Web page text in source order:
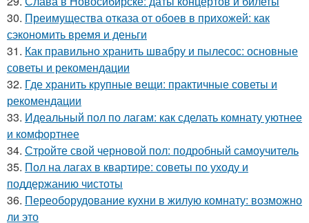
30. Преимущества отказа от обоев в прихожей: как
сэкономить время и деньги
31. Как правильно хранить швабру и пылесос: основные
советы и рекомендации
32. Где хранить крупные вещи: практичные советы и
рекомендации
33. Идеальный пол по лагам: как сделать комнату уютнее
и комфортнее
34. Стройте свой черновой пол: подробный самоучитель
35. Пол на лагах в квартире: советы по уходу и
поддержанию чистоты
36. Переоборудование кухни в жилую комнату: возможно
ли это